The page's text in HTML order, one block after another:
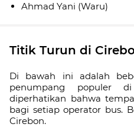
Ahmad Yani (Waru)
Titik Turun di
Di bawah ini adalah
penumpang populer
diperhatikan bahwa
bagi setiap operator bus.
Cirebon.